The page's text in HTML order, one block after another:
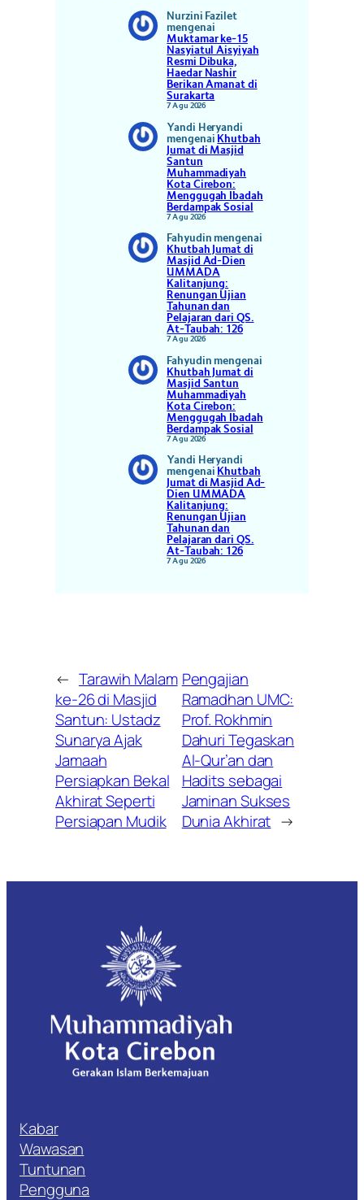
Nurzini Fazilet
mengenai
Muktamar ke-15
Nasyiatul Aisyiyah
Resmi Dibuka,
Haedar Nashir
Berikan Amanat di
Surakarta
7 Agu 2026
Yandi Heryandi
mengenai Khutbah
Jumat di Masjid
Santun
Muhammadiyah
Kota Cirebon:
Menggugah Ibadah
Berdampak Sosial
7 Agu 2026
Fahyudinmengenai
Khutbah Jumat di
Masjid Ad-Dien
UMMADA
Kalitanjung:
Renungan Ujian
Tahunan dan
Pelajaran dari QS.
At-Taubah: 126
7 Agu 2026
Fahyudinmengenai
Khutbah Jumat di
Masjid Santun
Muhammadiyah
Kota Cirebon:
Menggugah Ibadah
Berdampak Sosial
7 Agu 2026
Yandi Heryandi
mengenai Khutbah
Jumat di Masjid Ad-
Dien UMMADA
Kalitanjung:
Renungan Ujian
Tahunan dan
Pelajaran dari QS.
At-Taubah: 126
7 Agu 2026
← Tarawih Malam
ke-26 di Masjid
Santun: Ustadz
Sunarya Ajak
Jamaah
Persiapkan Bekal
Akhirat Seperti
Persiapan Mudik
Pengajian
Ramadhan UMC:
Prof. Rokhmin
Dahuri Tegaskan
Al-Qur’an dan
Hadits sebagai
Jaminan Sukses
Dunia Akhirat →
Kabar
Wawasan
Tuntunan
Pengguna